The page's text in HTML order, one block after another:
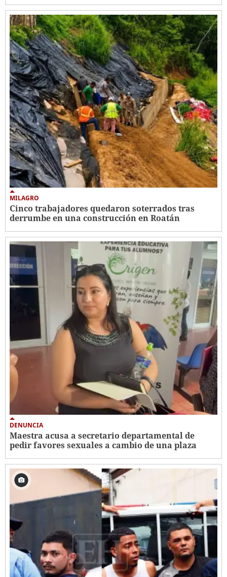
MILAGRO
Cinco trabajadores quedaron soterrados tras
derrumbe en una construcción en Roatán
DENUNCIA
Maestra acusa a secretario departamental de
pedir favores sexuales a cambio de una plaza